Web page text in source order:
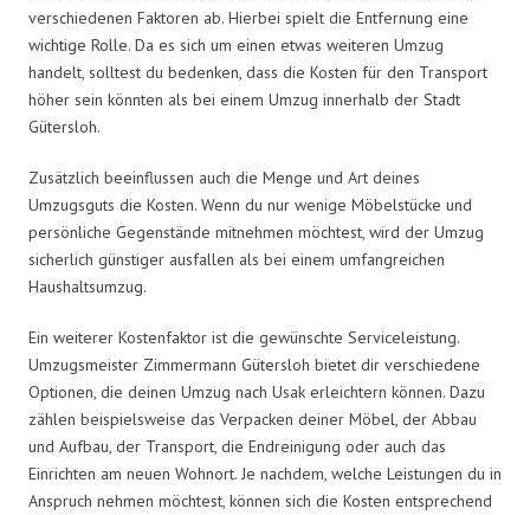
verschiedenen Faktoren ab. Hierbei spielt die Entfernung eine
wichtige Rolle. Da es sich um einen etwas weiteren Umzug
handelt, solltest du bedenken, dass die Kosten für den Transport
höher sein könnten als bei einem Umzug innerhalb der Stadt
Gütersloh.
Zusätzlich beeinflussen auch die Menge und Art deines
Umzugsguts die Kosten. Wenn du nur wenige Möbelstücke und
persönliche Gegenstände mitnehmen möchtest, wird der Umzug
sicherlich günstiger ausfallen als bei einem umfangreichen
Haushaltsumzug.
Ein weiterer Kostenfaktor ist die gewünschte Serviceleistung.
Umzugsmeister Zimmermann Gütersloh bietet dir verschiedene
Optionen, die deinen Umzug nach Usak erleichtern können. Dazu
zählen beispielsweise das Verpacken deiner Möbel, der Abbau
und Aufbau, der Transport, die Endreinigung oder auch das
Einrichten am neuen Wohnort. Je nachdem, welche Leistungen du in
Anspruch nehmen möchtest, können sich die Kosten entsprechend